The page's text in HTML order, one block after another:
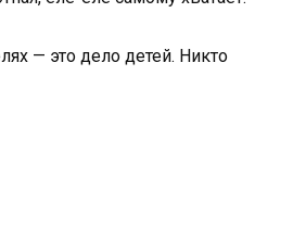
— это дело детей. Никто